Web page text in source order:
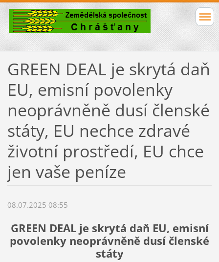
GREEN DEAL je skrytá daň
EU, emisní povolenky
neoprávněně dusí členské
státy, EU nechce zdravé
životní prostředí, EU chce
jen vaše peníze
08.07.2025 08:55
GREEN DEAL je skrytá daň EU, emisní
povolenky neoprávněně dusí členské
státy